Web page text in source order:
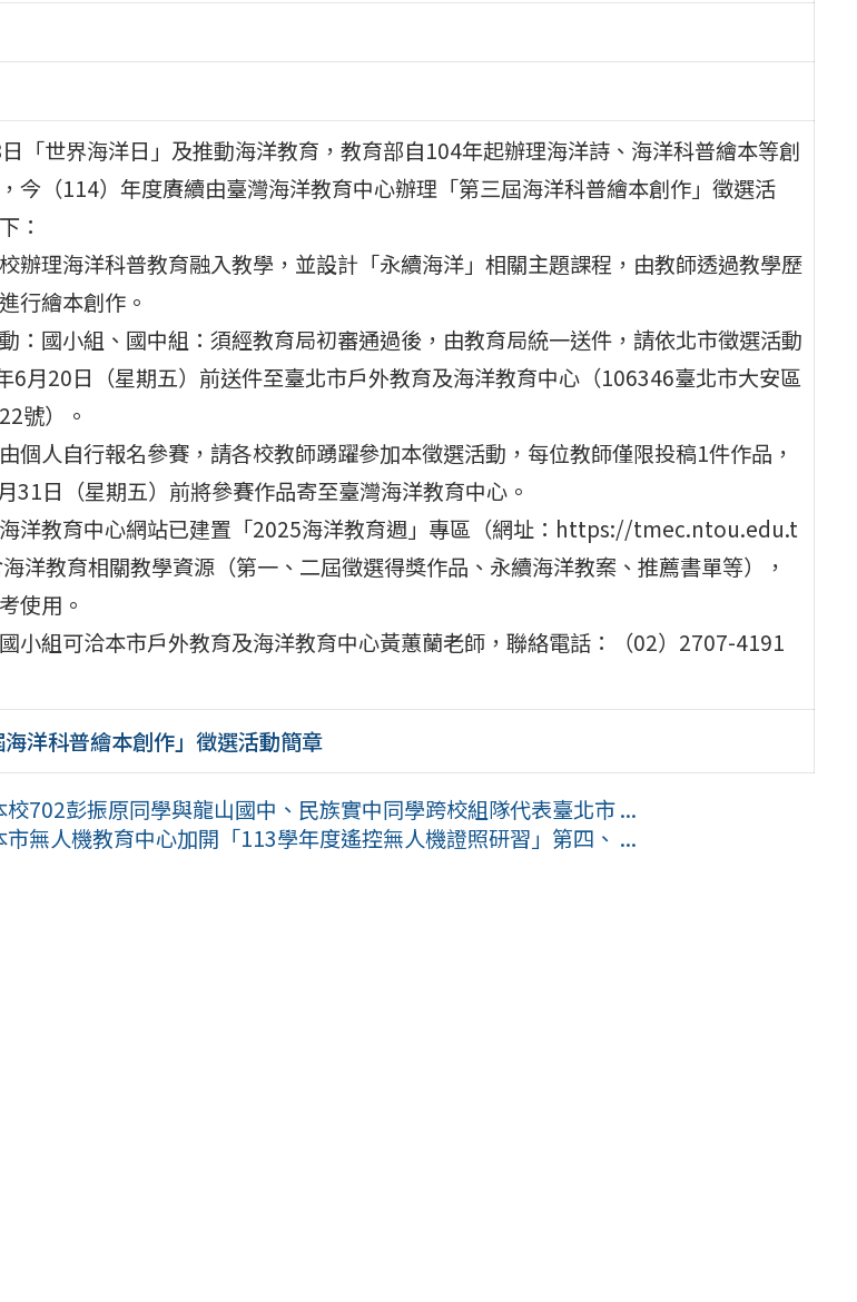
「世界海洋日」及推動海洋教育，教育部自104年起辦理海洋詩、海洋科普繪本等創
今（114）年度賡續由臺灣海洋教育中心辦理「第三屆海洋科普繪本創作」徵選活
：
辦理海洋科普教育融入教學，並設計「永續海洋」相關主題課程，由教師透過教學歷
行繪本創作。
：國小組、國中組：須經教育局初審通過後，由教育局統一送件，請依北市徵選活動
6月20日（星期五）前送件至臺北市戶外教育及海洋教育中心（106346臺北市大安區
號）。
個人自行報名參賽，請各校教師踴躍參加本徵選活動，每位教師僅限投稿1件作品，
31日（星期五）前將參賽作品寄至臺灣海洋教育中心。
洋教育中心網站已建置「2025海洋教育週」專區（網址：https://tmec.ntou.edu.t
洋教育相關教學資源（第一、二屆徵選得獎作品、永續海洋教案、推薦書單等），
使用。
小組可洽本市戶外教育及海洋教育中心黃蕙蘭老師，聯絡電話：（02）2707-4191
海洋科普繪本創作」徵選活動簡章
校702彭振原同學與龍山國中、民族實中同學跨校組隊代表臺北市 ...
市無人機教育中心加開「113學年度遙控無人機證照研習」第四、 ...